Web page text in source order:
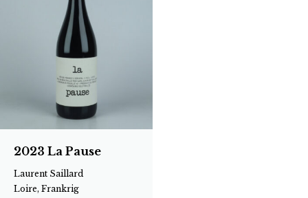
2023 La Pause
Laurent Saillard
Loire, Frankrig